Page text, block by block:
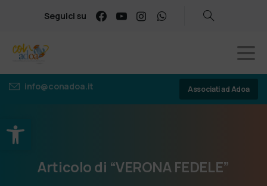
Apri la barra degli strumenti
Seguici su
info@conadoa.it Associati ad Adoa
Articolodi “VERONA FEDELE”